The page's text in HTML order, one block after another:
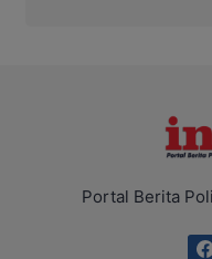
Portal Berita